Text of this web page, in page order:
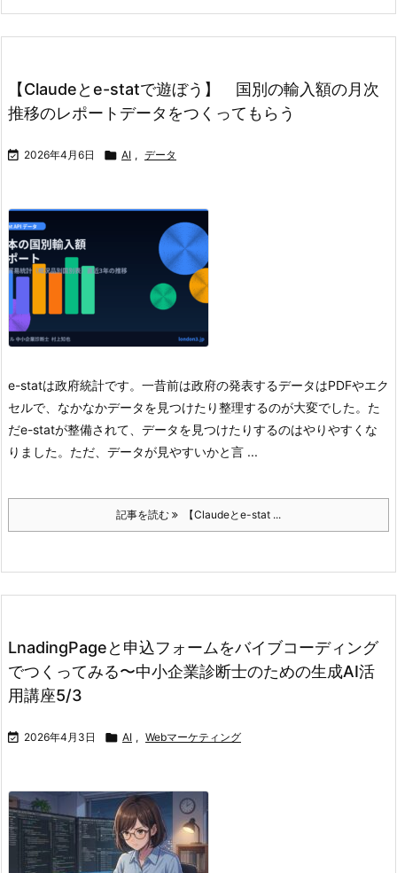
【Claudeとe-statで遊ぼう】 国別の輸入額の月次
推移のレポートデータをつくってもらう
 2026年4月6日  AI , データ
e-statは政府統計です。一昔前は政府の発表するデータはPDFやエク
セルで、なかなかデータを見つけたり整理するのが大変でした。た
だe-statが整備されて、データを見つけたりするのはやりやすくな
りました。ただ、データが見やすいかと言 ...
記事を読む 【Claudeとe-stat ...
LnadingPageと申込フォームをバイブコーディング
でつくってみる〜中小企業診断士のための生成AI活
用講座5/3
 2026年4月3日  AI , Webマーケティング